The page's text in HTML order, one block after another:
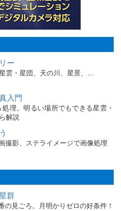
ー
雲・星団、天の川、星景、…
入門
理。明るい場所でもできる星雲・
解説
撮影、ステライメージで画像処理
群
の見ごろ。月明かりゼロの好条件！